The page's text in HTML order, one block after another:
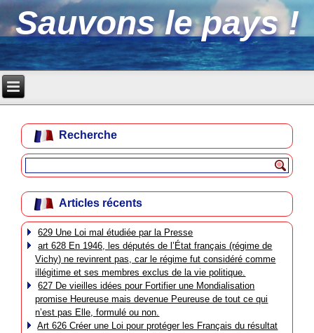
Sauvons le pays !
Recherche
Articles récents
629 Une Loi mal étudiée par la Presse
art 628 En 1946, les députés de l’État français (régime de
Vichy) ne revinrent pas, car le régime fut considéré comme
illégitime et ses membres exclus de la vie politique.
627 De vieilles idées pour Fortifier une Mondialisation
promise Heureuse mais devenue Peureuse de tout ce qui
n’est pas Elle, formulé ou non.
Art 626 Créer une Loi pour protéger les Français du résultat